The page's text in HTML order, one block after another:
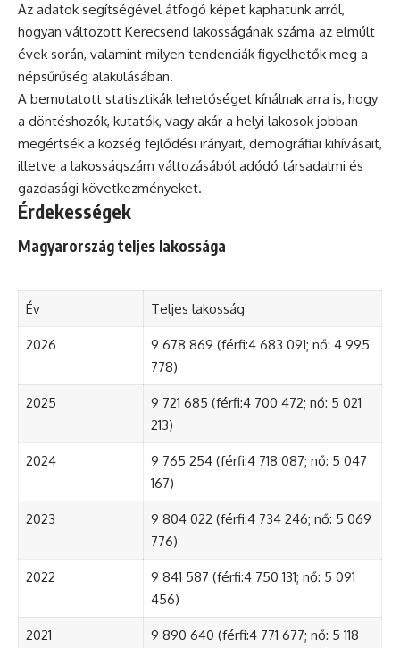
Az adatok segítségével átfogó képet kaphatunk arról,
hogyan változott Kerecsend lakosságának száma az elmúlt
évek során, valamint milyen tendenciák figyelhetők meg a
népsűrűség alakulásában.
A bemutatott statisztikák lehetőséget kínálnak arra is, hogy
a döntéshozók, kutatók, vagy akár a helyi lakosok jobban
megértsék a község fejlődési irányait, demográfiai kihívásait,
illetve a lakosságszám változásából adódó társadalmi és
gazdasági következményeket.
Érdekességek
Magyarország teljes lakossága
Év Teljes lakosság
2026
9 678 869 (férfi:4 683 091; nő: 4 995
778)
2025
9 721 685 (férfi:4 700 472; nő: 5 021
213)
2024
9 765 254 (férfi:4 718 087; nő: 5 047
167)
2023
9 804 022 (férfi:4 734 246; nő: 5 069
776)
2022
9 841 587 (férfi:4 750 131; nő: 5 091
456)
2021
9 890 640 (férfi:4 771 677; nő: 5 118